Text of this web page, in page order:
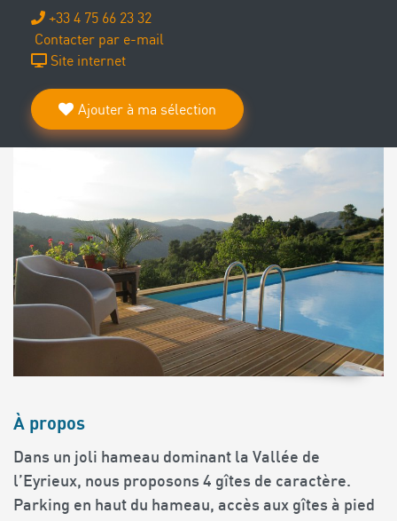
+33 4 75 66 23 32
Contacter par e-mail
Site internet
Ajouter à ma sélection
À propos
Dans un joli hameau dominant la Vallée de
l’Eyrieux, nous proposons 4 gîtes de caractère.
Parking en haut du hameau, accès aux gîtes à pied